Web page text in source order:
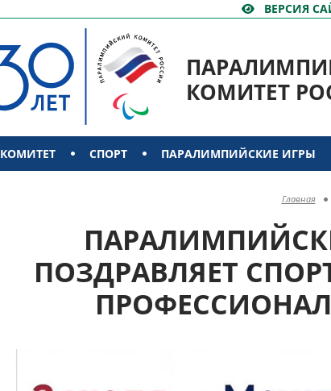
ВЕРСИЯ
КОМИТЕТ
КОМИТЕТ СПОРТ ПАРАЛИМПИЙСКИЕ ИГРЫ
Главная
ПОЗДРАВЛЯЕТ